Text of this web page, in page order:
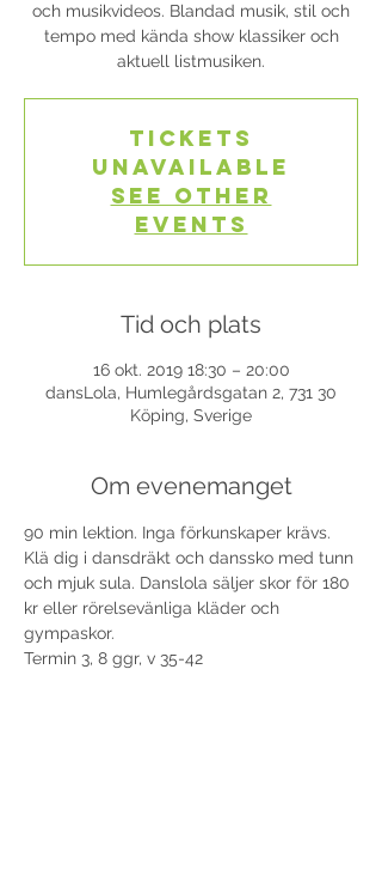
och musikvideos. Blandad musik, stil och
tempo med kända show klassiker och
aktuell listmusiken.
Tickets
Unavailable
See other
events
Tid och plats
16 okt. 2019 18:30 – 20:00
dansLola, Humlegårdsgatan 2, 731 30
Köping, Sverige
Om evenemanget
90 min lektion. Inga förkunskaper krävs.
Klä dig i dansdräkt och danssko med tunn
och mjuk sula. Danslola säljer skor för 180
kr eller rörelsevänliga kläder och
gympaskor.
Termin 3, 8 ggr, v 35-42